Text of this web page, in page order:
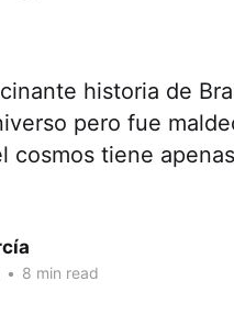
historia de
pero fue
cosmos tiene
• 8 min read